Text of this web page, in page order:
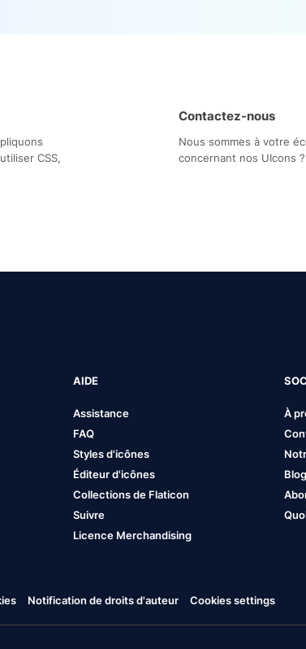
CSS,
Contactez-nous
Nous sommes à votre
concernant nos UIcons ?
AIDE
Assistance
FAQ
Styles d'icônes
Éditeur d'icônes
Collections de Flaticon
Suivre
Licence Merchandising
À
Blog
Notification de droits d'auteur Cookies settings